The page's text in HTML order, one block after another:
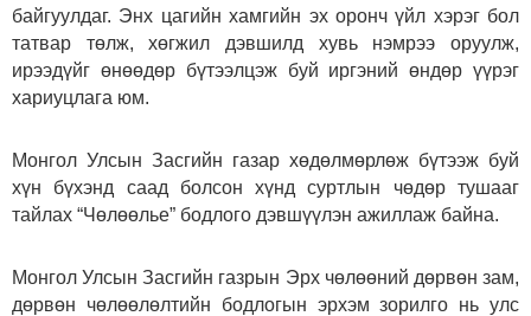
байгуулдаг. Энх цагийн хамгийн эх оронч үйл хэрэг бол
татвар төлж, хөгжил дэвшилд хувь нэмрээ оруулж,
ирээдүйг өнөөдөр бүтээлцэж буй иргэний өндөр үүрэг
хариуцлага юм.
Монгол Улсын Засгийн газар хөдөлмөрлөж бүтээж буй
хүн бүхэнд саад болсон хүнд суртлын чөдөр тушааг
тайлах “Чөлөөлье” бодлого дэвшүүлэн ажиллаж байна.
Монгол Улсын Засгийн газрын Эрх чөлөөний дөрвөн зам,
дөрвөн чөлөөлөлтийн бодлогын эрхэм зорилго нь улс